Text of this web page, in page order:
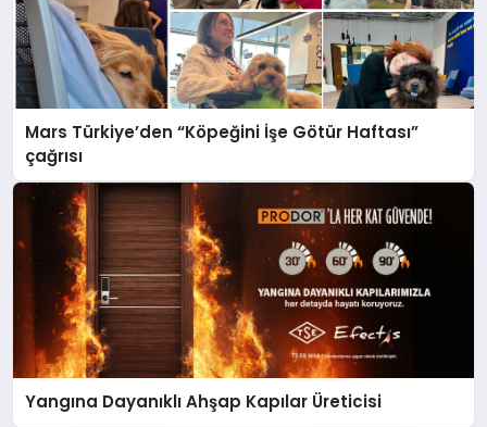
Mars Türkiye’den “Köpeğini İşe Götür Haftası”
çağrısı
Yangına Dayanıklı Ahşap Kapılar Üreticisi